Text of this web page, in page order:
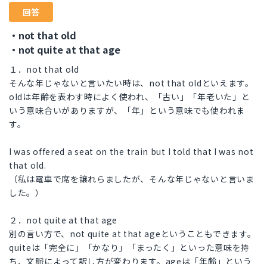
回答
・not that old
・not quite at that age
１．not that old
そんな年じゃないと言いたい時は、not that oldといえます。
oldは年齢を表わす時によく使われ、「古い」「年老いた」と
いう意味合いがありますが、「年」という意味でも使われま
す。
I was offered a seat on the train but I told that I was not
that old.
（私は電車で席を譲れらましたが、そんな年じゃないと言いま
した。）
２．not quite at that age
別の言い方で、not quite at that ageということもできます。
quiteは「完全に」「かなり」「まったく」といった意味を持
ち、文脈によって訳し方が変わります。ageは「年齢」という